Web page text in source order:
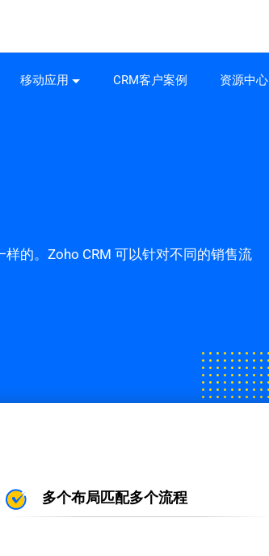
移动应用 CRM客户案例 资源中心
的。Zoho CRM 可以针对不同的销售流
多个布局匹配多个流程